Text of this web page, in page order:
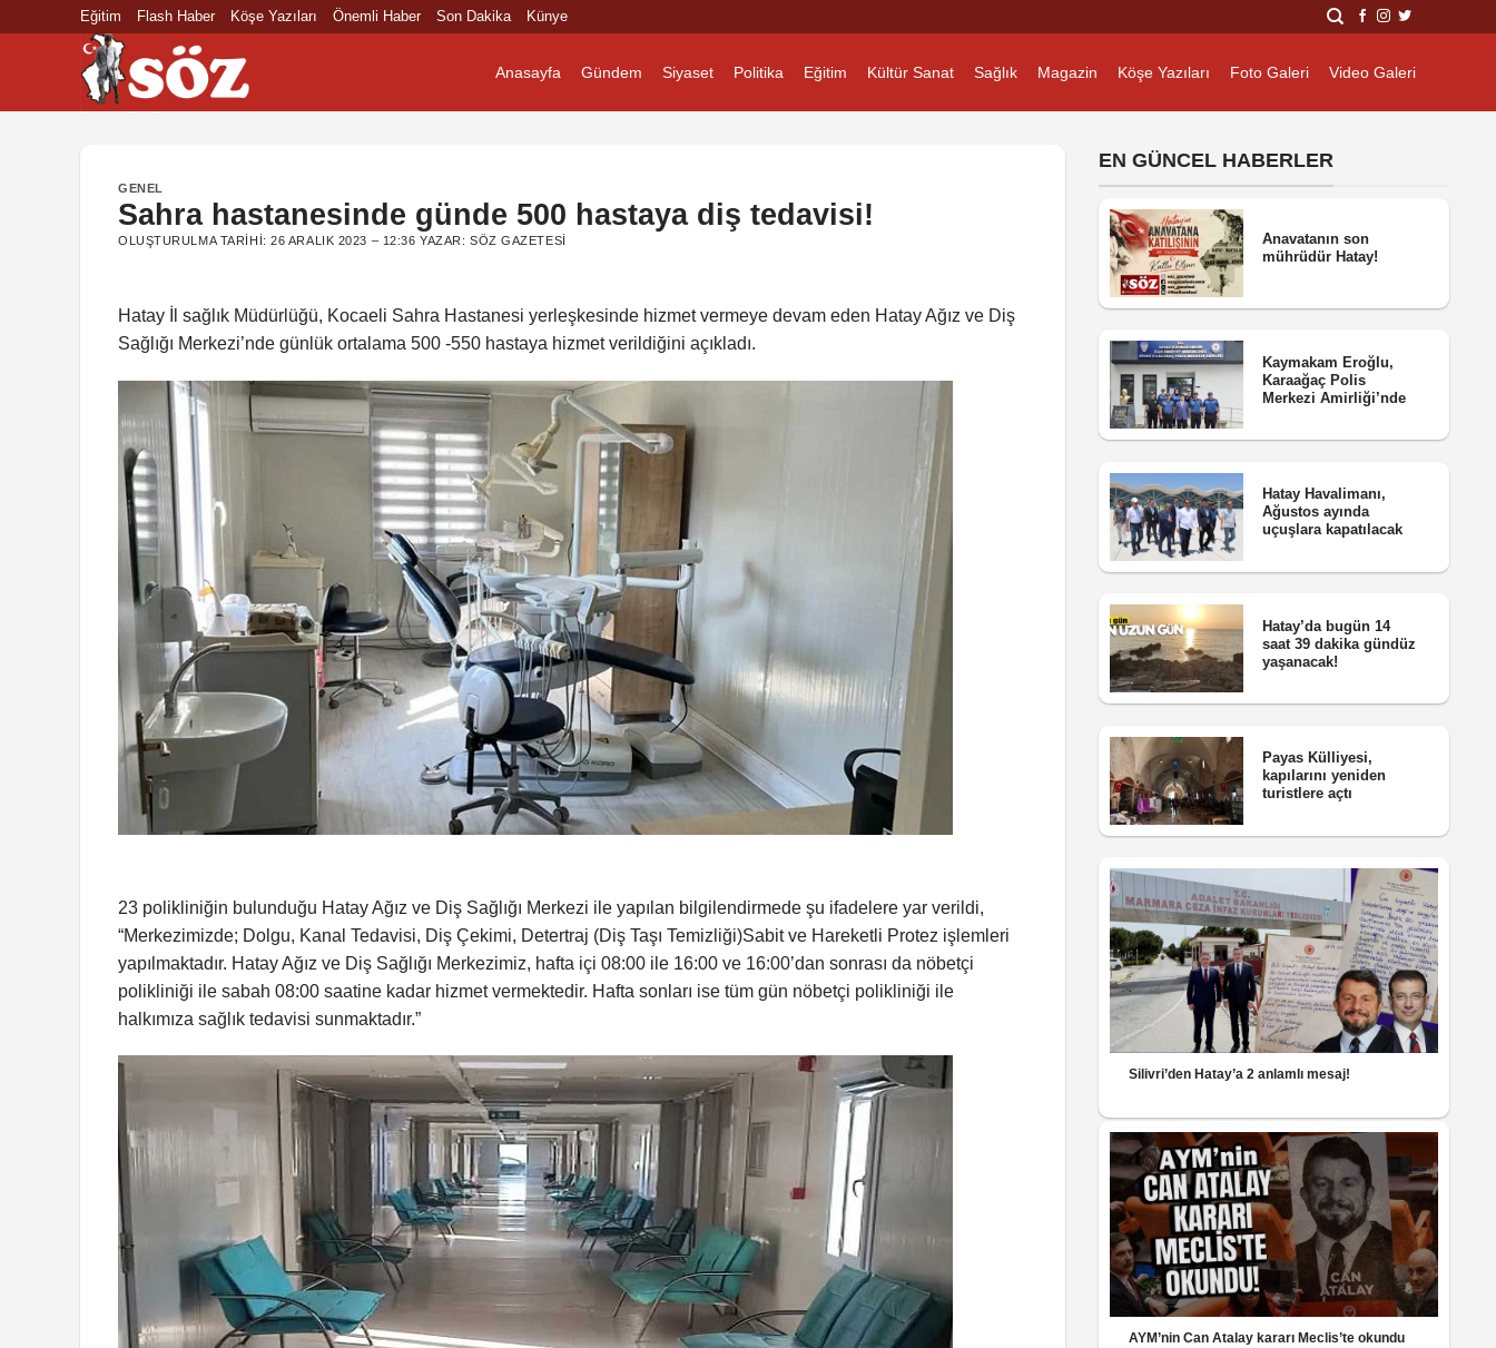
Eğitim Flash Haber Köşe Yazıları Önemli Haber Son Dakika Künye
Anasayfa Gündem Siyaset Politika Eğitim Kültür Sanat Sağlık Magazin Köşe Yazıları Foto Galeri Video Galeri
GENEL
Sahra hastanesinde günde 500 hastaya diş tedavisi!
OLUŞTURULMA TARIHI:26 ARALIK 2023 – 12:36 YAZAR:SÖZ GAZETESI
Hatay İl sağlık Müdürlüğü, Kocaeli Sahra Hastanesi yerleşkesinde hizmet vermeye devam eden Hatay Ağız ve Diş
Sağlığı Merkezi’nde günlük ortalama 500 -550 hastaya hizmet verildiğini açıkladı.
23 polikliniğin bulunduğu Hatay Ağız ve Diş Sağlığı Merkezi ile yapılan bilgilendirmede şu ifadelere yar verildi,
“Merkezimizde; Dolgu, Kanal Tedavisi, Diş Çekimi, Detertraj (Diş Taşı Temizliği)Sabit ve Hareketli Protez işlemleri
yapılmaktadır. Hatay Ağız ve Diş Sağlığı Merkezimiz, hafta içi 08:00 ile 16:00 ve 16:00’dan sonrası da nöbetçi
polikliniği ile sabah 08:00 saatine kadar hizmet vermektedir. Hafta sonları ise tüm gün nöbetçi polikliniği ile
halkımıza sağlık tedavisi sunmaktadır.”
EN GÜNCEL HABERLER
Anavatanın son
mührüdür Hatay!
Kaymakam Eroğlu,
Karaağaç Polis
Merkezi Amirliği’nde
Hatay Havalimanı,
Ağustos ayında
uçuşlara kapatılacak
Hatay’da bugün 14
saat 39 dakika gündüz
yaşanacak!
Payas Külliyesi,
kapılarını yeniden
turistlere açtı
Silivri’den Hatay’a 2 anlamlı mesaj!
AYM’nin Can Atalay kararı Meclis’te okundu